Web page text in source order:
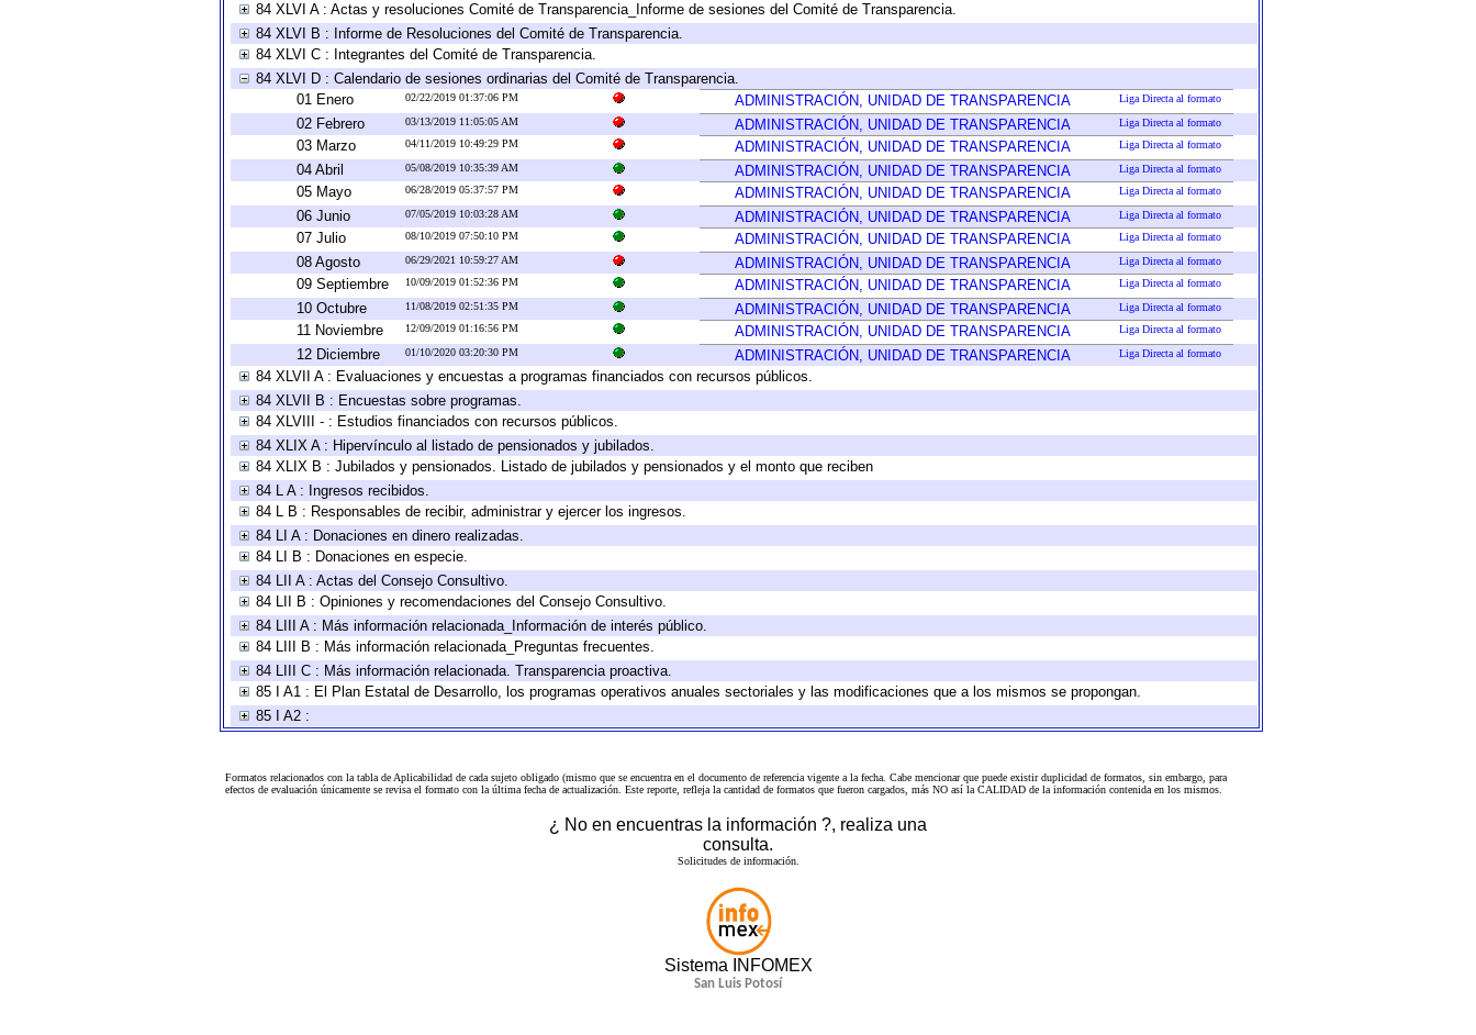
84 XLVI A : Actas y resoluciones Comité de Transparencia_Informe de sesiones del Comité de Transparencia.
84 XLVI B : Informe de Resoluciones del Comité de Transparencia.
84 XLVI C : Integrantes del Comité de Transparencia.
84 XLVI D : Calendario de sesiones ordinarias del Comité de Transparencia.
01 Enero
02/22/2019 01:37:06 PM ADMINISTRACIÓN, UNIDAD DE TRANSPARENCIA Liga Directa al formato
02 Febrero 03/13/2019 11:05:05 AM ADMINISTRACIÓN, UNIDAD DE TRANSPARENCIA Liga Directa al formato
03 Marzo 04/11/2019 10:49:29 PM ADMINISTRACIÓN, UNIDAD DE TRANSPARENCIA Liga Directa al formato
04 Abril 05/08/2019 10:35:39 AM ADMINISTRACIÓN, UNIDAD DE TRANSPARENCIA Liga Directa al formato
05 Mayo 06/28/2019 05:37:57 PM ADMINISTRACIÓN, UNIDAD DE TRANSPARENCIA Liga Directa al formato
06 Junio 07/05/2019 10:03:28 AM ADMINISTRACIÓN, UNIDAD DE TRANSPARENCIA Liga Directa al formato
07 Julio 08/10/2019 07:50:10 PM ADMINISTRACIÓN, UNIDAD DE TRANSPARENCIA Liga Directa al formato
08 Agosto 06/29/2021 10:59:27 AM ADMINISTRACIÓN, UNIDAD DE TRANSPARENCIA Liga Directa al formato
09 Septiembre 10/09/2019 01:52:36 PM ADMINISTRACIÓN, UNIDAD DE TRANSPARENCIA Liga Directa al formato
10 Octubre 11/08/2019 02:51:35 PM ADMINISTRACIÓN, UNIDAD DE TRANSPARENCIA Liga Directa al formato
11 Noviembre 12/09/2019 01:16:56 PM ADMINISTRACIÓN, UNIDAD DE TRANSPARENCIA Liga Directa al formato
12 Diciembre 01/10/2020 03:20:30 PM ADMINISTRACIÓN, UNIDAD DE TRANSPARENCIA Liga Directa al formato
84 XLVII A : Evaluaciones y encuestas a programas financiados con recursos públicos.
84 XLVII B : Encuestas sobre programas.
84 XLVIII - : Estudios financiados con recursos públicos.
84 XLIX A : Hipervínculo al listado de pensionados y jubilados.
84 XLIX B : Jubilados y pensionados. Listado de jubilados y pensionados y el monto que reciben
84 L A : Ingresos recibidos.
84 L B : Responsables de recibir, administrar y ejercer los ingresos.
84 LI A : Donaciones en dinero realizadas.
84 LI B : Donaciones en especie.
84 LII A : Actas del Consejo Consultivo.
84 LII B : Opiniones y recomendaciones del Consejo Consultivo.
84 LIII A : Más información relacionada_Información de interés público.
84 LIII B : Más información relacionada_Preguntas frecuentes.
84 LIII C : Más información relacionada. Transparencia proactiva.
85 I A1 : El Plan Estatal de Desarrollo, los programas operativos anuales sectoriales y las modificaciones que a los mismos se propongan.
85 I A2 :
Formatos relacionados con la tabla de Aplicabilidad de cada sujeto obligado (mismo que se encuentra en el documento de referenciavigente a la fecha. Cabe mencionar que puede existir duplicidad de formatos, sin embargo, para
efectos de evaluación únicamente se revisa el formato con la última fecha de actualización. Este reporte, refleja la cantidad de formatos que fueron cargados, más NO así la CALIDAD de la información contenida en los mismos.
¿ No en encuentras la información ?, realiza una
consulta.
Solicitudes de información.
Sistema INFOMEX
San Luis Potosí